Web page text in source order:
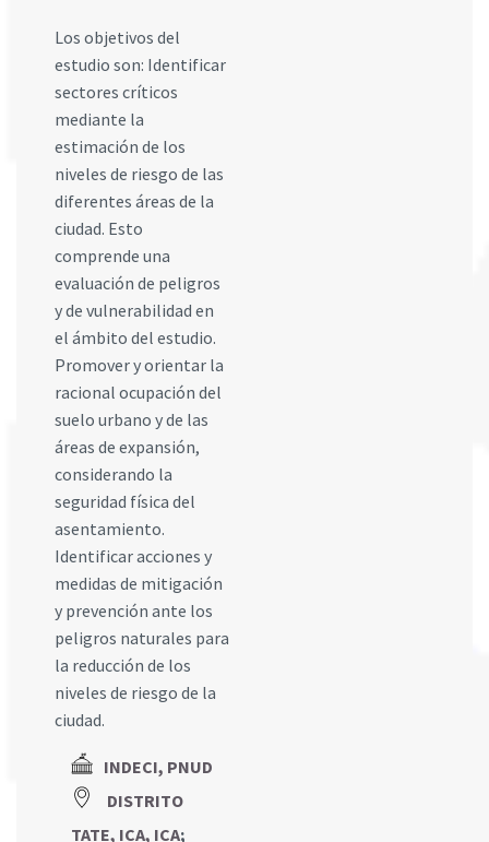
Los objetivos del
estudio son: Identificar
sectores críticos
mediante la
estimación de los
niveles de riesgo de las
diferentes áreas de la
ciudad. Esto
comprende una
evaluación de peligros
y de vulnerabilidad en
el ámbito del estudio.
Promover y orientar la
racional ocupación del
suelo urbano y de las
áreas de expansión,
considerando la
seguridad física del
asentamiento.
Identificar acciones y
medidas de mitigación
y prevención ante los
peligros naturales para
la reducción de los
niveles de riesgo de la
ciudad.
INDECI, PNUD
DISTRITO
TATE, ICA, ICA;